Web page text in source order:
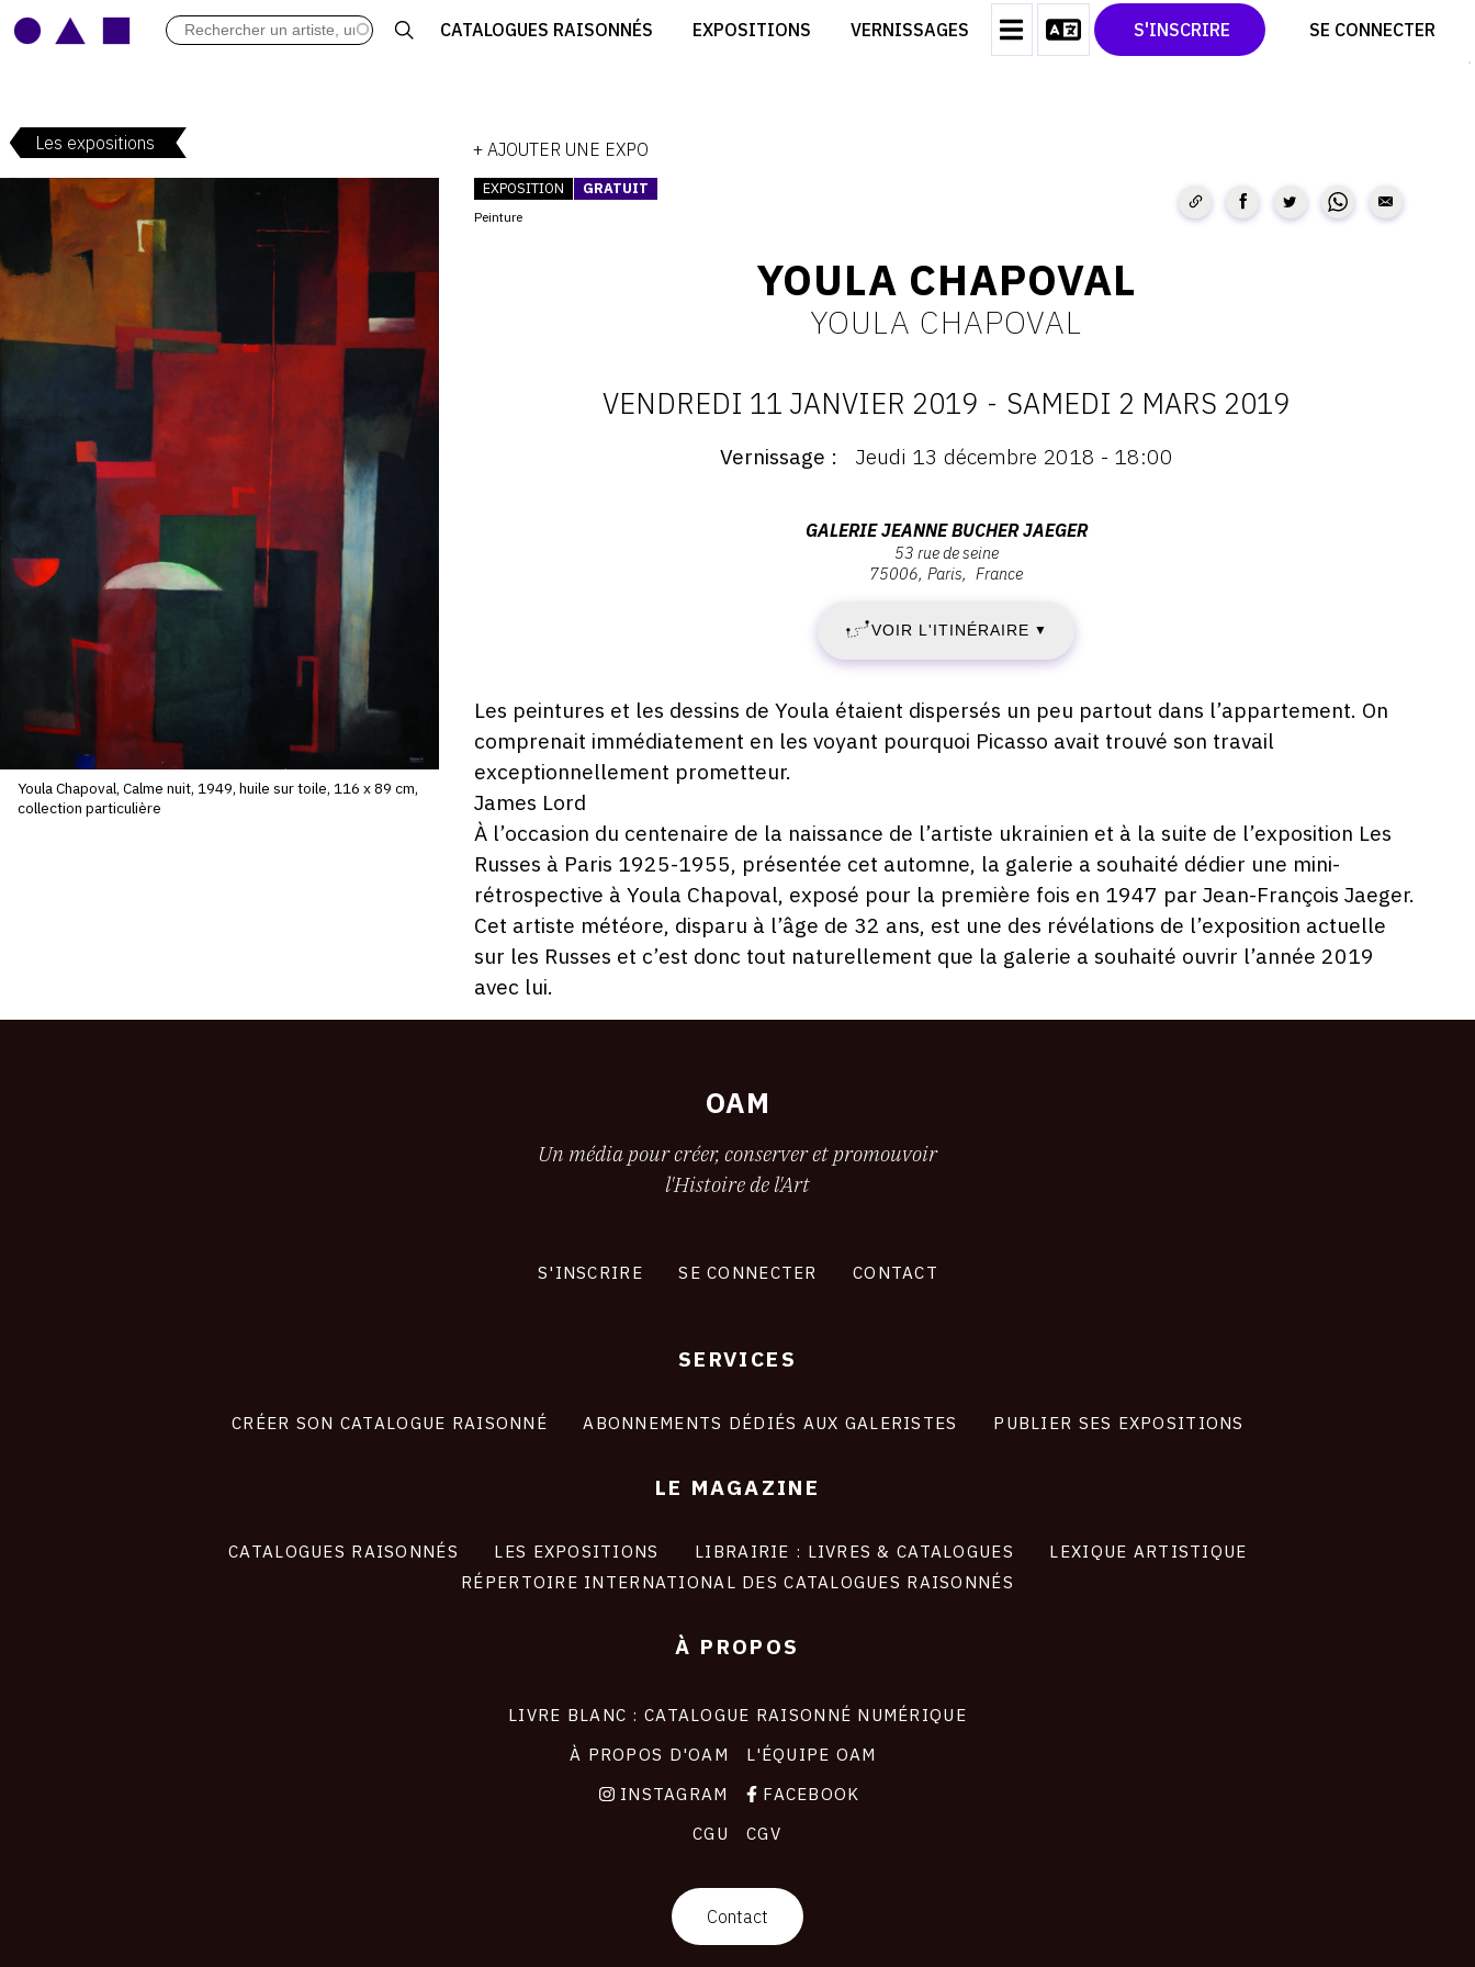
CATALOGUES RAISONNÉS EXPOSITIONS VERNISSAGES S'INSCRIRE SE CONNECTER
ARCHIVES DES EXPOSITIONS
CRÉER SON CATALOGUE D'EXPO
CONTACT
CGU
TWITTER
PINTEREST
Les expositions + AJOUTER UNE EXPO
Youla Chapoval, Calme nuit, 1949, huile sur toile, 116 x 89 cm,
collection particulière
EXPOSITION GRATUIT
Peinture
YOULA CHAPOVAL
YOULA CHAPOVAL
DATES
VENDREDI
11
JANVIER
2019
-
2
MARS
2019
VENDREDI 11 JANVIER 2019 - SAMEDI 2 MARS 2019
Vernissage Jeudi 13 décembre 2018 - 18:00
53
rue
de
Seine,
Paris
GALERIE JEANNE BUCHER JAEGER
53 rue de seine
75006 Paris France
VOIR L'ITINÉRAIRE ▼
Description,
horaires...
Les peintures et les dessins de Youla étaient dispersés un peu partout dans l’appartement. On
comprenait immédiatement en les voyant pourquoi Picasso avait trouvé son travail
exceptionnellement prometteur.
James Lord
À l’occasion du centenaire de la naissance de l’artiste ukrainien et à la suite de l’exposition Les
Russes à Paris 1925-1955, présentée cet automne, la galerie a souhaité dédier une mini-
rétrospective à Youla Chapoval, exposé pour la première fois en 1947 par Jean-François Jaeger.
Cet artiste météore, disparu à l’âge de 32 ans, est une des révélations de l’exposition actuelle
sur les Russes et c’est donc tout naturellement que la galerie a souhaité ouvrir l’année 2019
avec lui.
OAM
Un média pour créer, conserver et promouvoir
l'Histoire de l'Art
S'INSCRIRE SE CONNECTER CONTACT
SERVICES
CRÉER SON CATALOGUE RAISONNÉ ABONNEMENTS DÉDIÉS AUX GALERISTES PUBLIER SES EXPOSITIONS
LE MAGAZINE
CATALOGUES RAISONNÉS LES EXPOSITIONS LIBRAIRIE : LIVRES & CATALOGUES
LEXIQUE ARTISTIQUE
RÉPERTOIRE INTERNATIONAL DES CATALOGUES RAISONNÉS
À PROPOS
LIVRE BLANC : CATALOGUE RAISONNÉ NUMÉRIQUE
À PROPOS D'OAM
L'ÉQUIPE OAM
INSTAGRAM
FACEBOOK
CGU
CGV
Contact